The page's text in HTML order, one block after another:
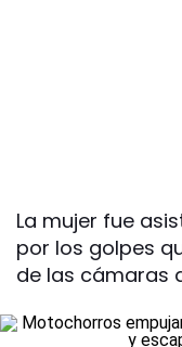
La mujer fue
por los golpes
de las cámaras